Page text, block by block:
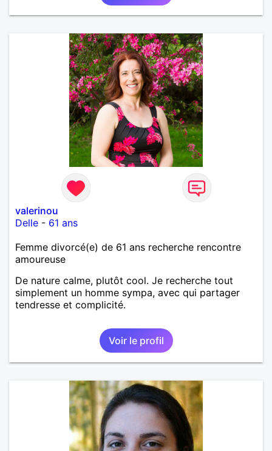
valerinou
Delle - 61 ans
Femme divorcé(e) de 61 ans recherche rencontre
amoureuse
De nature calme, plutôt cool. Je recherche tout
simplement un homme sympa, avec qui partager
tendresse et complicité.
Voir le profil